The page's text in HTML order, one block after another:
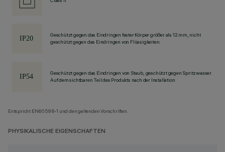
Geschützt gegen das Eindringen fester Körper größer als 12 mm, nicht
geschützt gegen das Eindringen von Flüssigkeiten.
Geschützt gegen das Eindringen von Staub, geschützt gegen Spritzwasser.
Auf dem sichtbaren Teil des Produkts nach der Installation
Entspricht EN60598-1 und den geltenden Vorschriften.
PHYSIKALISCHE EIGENSCHAFTEN